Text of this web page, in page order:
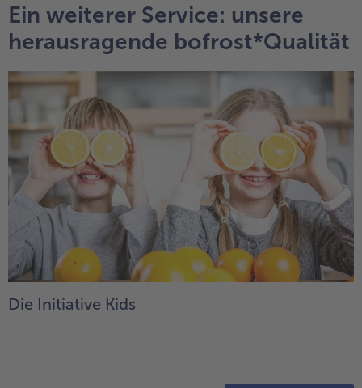
Ein weiterer Service: unsere
herausragende bofrost*Qualität
Die Initiative Kids